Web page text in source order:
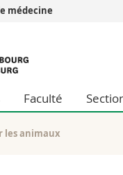
Sciences
Lettres et
Sciences de
médecine
Faculté
les animaux